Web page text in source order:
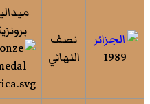
1989
نصف
النهائي